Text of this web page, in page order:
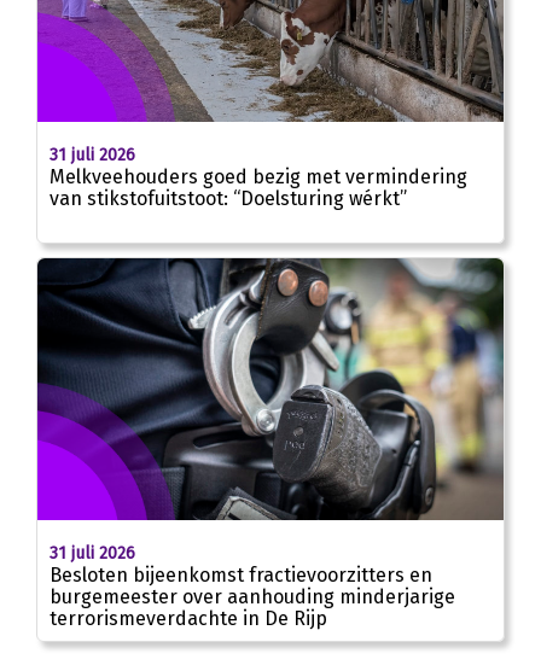
31 juli 2026
Melkveehouders goed bezig met vermindering
van stikstofuitstoot: “Doelsturing wérkt”
31 juli 2026
Besloten bijeenkomst fractievoorzitters en
burgemeester over aanhouding minderjarige
terrorismeverdachte in De Rijp